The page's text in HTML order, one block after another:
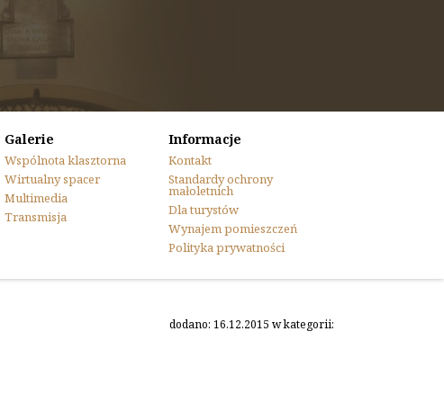
Galerie
Wspólnota klasztorna
Wirtualny spacer
Multimedia
Transmisja
Informacje
Kontakt
Standardy ochrony
małoletnich
Dla turystów
Wynajem pomieszczeń
Polityka prywatności
dodano: 16.12.2015 w kategorii: